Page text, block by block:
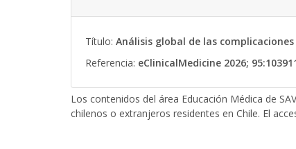
Título: Análisis global de las
Referencia: eClinicalMedicine 2026;
Los contenidos del área Educación Médica de
chilenos o extranjeros residentes en Chile. El